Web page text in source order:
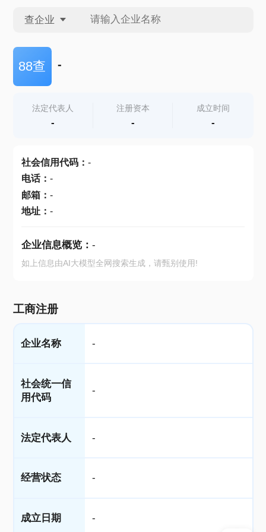
查企业
查企业
查产地
88查 -
法定代表人
-
注册资本
-
成立时间
-
社会信用代码： -
电话： -
邮箱： -
地址： -
企业信息概览： -
如上信息由AI大模型全网搜索生成，请甄别使用!
工商注册
企业名称 -
社会统一信
用代码
-
法定代表人 -
经营状态 -
成立日期 -